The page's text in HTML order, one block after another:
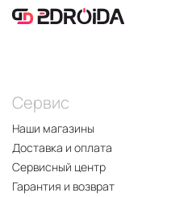
Сервис
Наши магазины
Доставка и оплата
Сервисный центр
Гарантия и возврат